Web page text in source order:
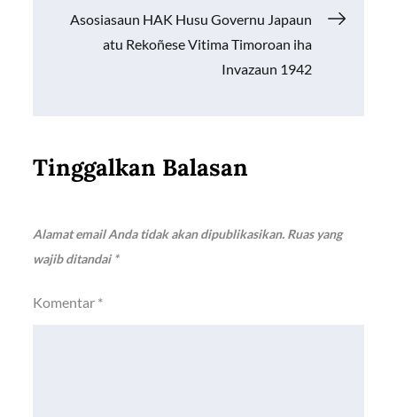
Asosiasaun HAK Husu Governu Japaun
atu Rekoñese Vitima Timoroan iha
Invazaun 1942
Tinggalkan Balasan
Alamat email Anda tidak akan dipublikasikan. Ruas yang
wajib ditandai*
Komentar *